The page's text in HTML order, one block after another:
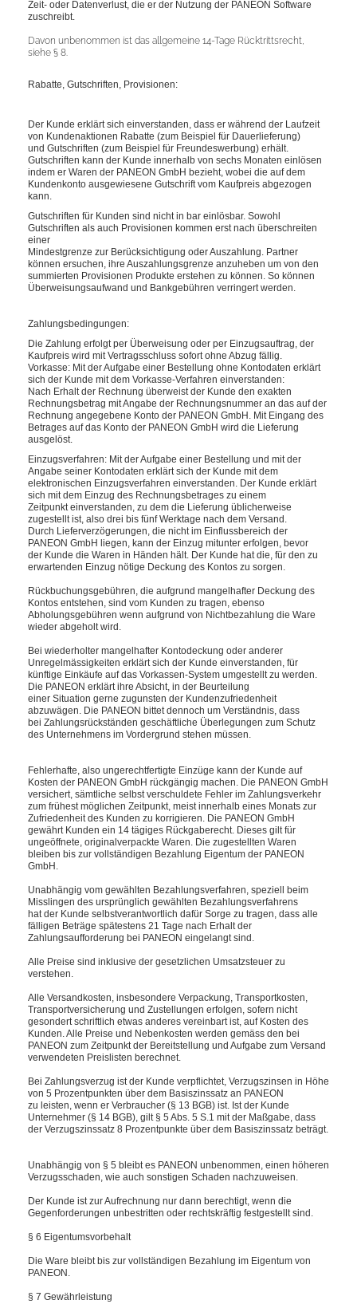
Zeit- oder Datenverlust, die er der Nutzung der PANEON Software
zuschreibt.
Davon unbenommen ist das allgemeine 14-Tage Rücktrittsrecht,
siehe § 8.
Rabatte, Gutschriften, Provisionen:
Der Kunde erklärt sich einverstanden, dass er während der Laufzeit
von Kundenaktionen Rabatte (zum Beispiel für Dauerlieferung)
und Gutschriften (zum Beispiel für Freundeswerbung) erhält.
Gutschriften kann der Kunde innerhalb von sechs Monaten einlösen
indem er Waren der PANEON GmbH bezieht, wobei die auf dem
Kundenkonto ausgewiesene Gutschrift vom Kaufpreis abgezogen
kann.
Gutschriften für Kunden sind nicht in bar einlösbar. Sowohl
Gutschriften als auch Provisionen kommen erst nach überschreiten
einer
Mindestgrenze zur Berücksichtigung oder Auszahlung. Partner
können ersuchen, ihre Auszahlungsgrenze anzuheben um von den
summierten Provisionen Produkte erstehen zu können. So können
Überweisungsaufwand und Bankgebühren verringert werden.
Zahlungsbedingungen:
Die Zahlung erfolgt per Überweisung oder per Einzugsauftrag, der
Kaufpreis wird mit Vertragsschluss sofort ohne Abzug fällig.
Vorkasse: Mit der Aufgabe einer Bestellung ohne Kontodaten erklärt
sich der Kunde mit dem Vorkasse-Verfahren einverstanden:
Nach Erhalt der Rechnung überweist der Kunde den exakten
Rechnungsbetrag mit Angabe der Rechnungsnummer an das auf der
Rechnung angegebene Konto der PANEON GmbH. Mit Eingang des
Betrages auf das Konto der PANEON GmbH wird die Lieferung
ausgelöst.
Einzugsverfahren: Mit der Aufgabe einer Bestellung und mit der
Angabe seiner Kontodaten erklärt sich der Kunde mit dem
elektronischen Einzugsverfahren einverstanden. Der Kunde erklärt
sich mit dem Einzug des Rechnungsbetrages zu einem
Zeitpunkt einverstanden, zu dem die Lieferung üblicherweise
zugestellt ist, also drei bis fünf Werktage nach dem Versand.
Durch Lieferverzögerungen, die nicht im Einflussbereich der
PANEON GmbH liegen, kann der Einzug mitunter erfolgen, bevor
der Kunde die Waren in Händen hält. Der Kunde hat die, für den zu
erwartenden Einzug nötige Deckung des Kontos zu sorgen.
Rückbuchungsgebühren, die aufgrund mangelhafter Deckung des
Kontos entstehen, sind vom Kunden zu tragen, ebenso
Abholungsgebühren wenn aufgrund von Nichtbezahlung die Ware
wieder abgeholt wird.
Bei wiederholter mangelhafter Kontodeckung oder anderer
Unregelmässigkeiten erklärt sich der Kunde einverstanden, für
künftige Einkäufe auf das Vorkassen-System umgestellt zu werden.
Die PANEON erklärt ihre Absicht, in der Beurteilung
einer Situation gerne zugunsten der Kundenzufriedenheit
abzuwägen. Die PANEON bittet dennoch um Verständnis, dass
bei Zahlungsrückständen geschäftliche Überlegungen zum Schutz
des Unternehmens im Vordergrund stehen müssen.
Fehlerhafte, also ungerechtfertigte Einzüge kann der Kunde auf
Kosten der PANEON GmbH rückgängig machen. Die PANEON GmbH
versichert, sämtliche selbst verschuldete Fehler im Zahlungsverkehr
zum frühest möglichen Zeitpunkt, meist innerhalb eines Monats zur
Zufriedenheit des Kunden zu korrigieren. Die PANEON GmbH
gewährt Kunden ein 14 tägiges Rückgaberecht. Dieses gilt für
ungeöffnete, originalverpackte Waren. Die zugestellten Waren
bleiben bis zur vollständigen Bezahlung Eigentum der PANEON
GmbH.
Unabhängig vom gewählten Bezahlungsverfahren, speziell beim
Misslingen des ursprünglich gewählten Bezahlungsverfahrens
hat der Kunde selbstverantwortlich dafür Sorge zu tragen, dass alle
fälligen Beträge spätestens 21 Tage nach Erhalt der
Zahlungsaufforderung bei PANEON eingelangt sind.
Alle Preise sind inklusive der gesetzlichen Umsatzsteuer zu
verstehen.
Alle Versandkosten, insbesondere Verpackung, Transportkosten,
Transportversicherung und Zustellungen erfolgen, sofern nicht
gesondert schriftlich etwas anderes vereinbart ist, auf Kosten des
Kunden. Alle Preise und Nebenkosten werden gemäss den bei
PANEON zum Zeitpunkt der Bereitstellung und Aufgabe zum Versand
verwendeten Preislisten berechnet.
Bei Zahlungsverzug ist der Kunde verpflichtet, Verzugszinsen in Höhe
von 5 Prozentpunkten über dem Basiszinssatz an PANEON
zu leisten, wenn er Verbraucher (§ 13 BGB) ist. Ist der Kunde
Unternehmer (§ 14 BGB), gilt § 5 Abs. 5 S.1 mit der Maßgabe, dass
der Verzugszinssatz 8 Prozentpunkte über dem Basiszinssatz beträgt.
Unabhängig von § 5 bleibt es PANEON unbenommen, einen höheren
Verzugsschaden, wie auch sonstigen Schaden nachzuweisen.
Der Kunde ist zur Aufrechnung nur dann berechtigt, wenn die
Gegenforderungen unbestritten oder rechtskräftig festgestellt sind.
§ 6 Eigentumsvorbehalt
Die Ware bleibt bis zur vollständigen Bezahlung im Eigentum von
PANEON.
§ 7 Gewährleistung